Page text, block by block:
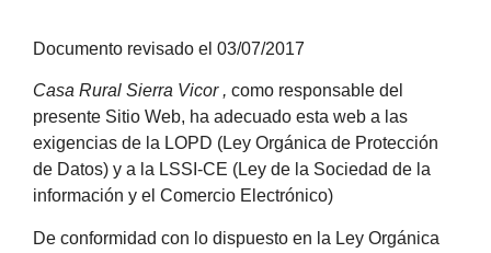
Documento revisado el 03/07/2017
Casa Rural Sierra Vicor, como responsable del
presente Sitio Web, ha adecuado esta web a las
exigencias de la LOPD (Ley Orgánica de Protección
de Datos) y a la LSSI-CE (Ley de la Sociedad de la
información y el Comercio Electrónico)
De conformidad con lo dispuesto en la Ley Orgánica